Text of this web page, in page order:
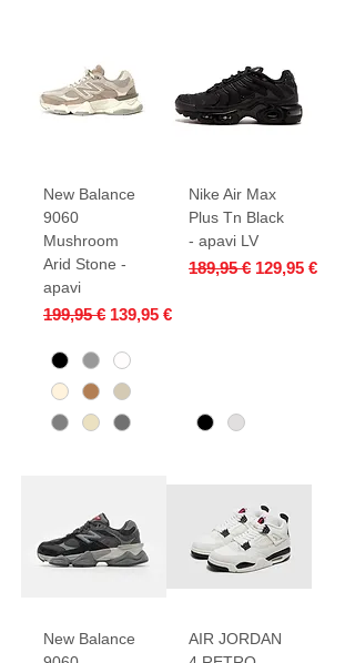
New Balance
9060
Mushroom
Arid Stone -
apavi
Parastā cena
199,95 € Izpārdošanas cena
139,95 €
Nike Air Max
Plus Tn Black
- apavi LV
Parastā cena
189,95 € Izpārdošanas
129,95 €
New Balance
AIR JORDAN